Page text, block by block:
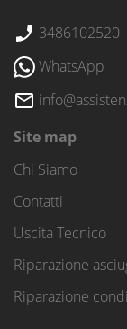
3486102520
WhatsApp
Site map
Chi Siamo
Contatti
Uscita Tecnico
Riparazione
Riparazione